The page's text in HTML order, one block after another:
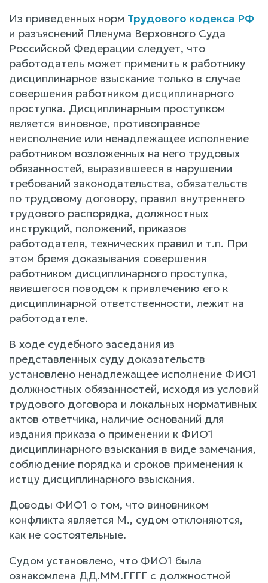
Из приведенных норм Трудового кодекса РФ
и разъяснений Пленума Верховного Суда
Российской Федерации следует, что
работодатель может применить к работнику
дисциплинарное взыскание только в случае
совершения работником дисциплинарного
проступка. Дисциплинарным проступком
является виновное, противоправное
неисполнение или ненадлежащее исполнение
работником возложенных на него трудовых
обязанностей, выразившееся в нарушении
требований законодательства, обязательств
по трудовому договору, правил внутреннего
трудового распорядка, должностных
инструкций, положений, приказов
работодателя, технических правил и т.п. При
этом бремя доказывания совершения
работником дисциплинарного проступка,
явившегося поводом к привлечению его к
дисциплинарной ответственности, лежит на
работодателе.
В ходе судебного заседания из
представленных суду доказательств
установлено ненадлежащее исполнение ФИО1
должностных обязанностей, исходя из условий
трудового договора и локальных нормативных
актов ответчика, наличие оснований для
издания приказа о применении к ФИО1
дисциплинарного взыскания в виде замечания,
соблюдение порядка и сроков применения к
истцу дисциплинарного взыскания.
Доводы ФИО1 о том, что виновником
конфликта является М., судом отклоняются,
как не состоятельные.
Судом установлено, что ФИО1 была
ознакомлена ДД.ММ.ГГГГ с должностной